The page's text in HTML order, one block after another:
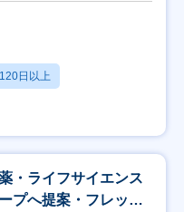
日以上
・ライフサイエンス
プへ提案・フレック